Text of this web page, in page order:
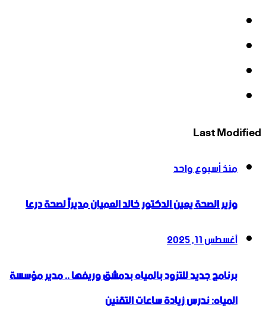
Last Modified
منذ أسبوع واحد
وزير الصحة يعين الدكتور خالد العميان مديراً لصحة درعا
أغسطس 11, 2025
برنامج جديد للتزود بالمياه بدمشق وريفها .. مدير مؤسسة
المياه: ندرس زيادة ساعات التقنين